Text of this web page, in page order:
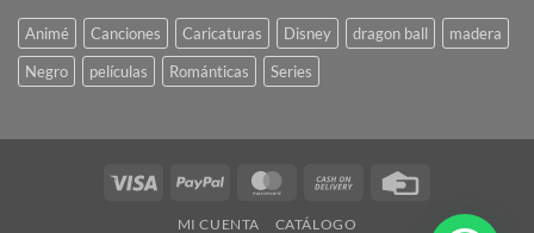
Animé Canciones Caricaturas Disney dragon ball
madera
Negro
películas Románticas Series
Visa PayPal MasterCardCash
MI CUENTA CATÁLOGO